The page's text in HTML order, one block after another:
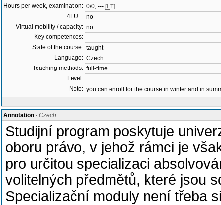
Hours per week, examination: 0/0, --- [HT]
4EU+: no
Virtual mobility / capacity: no
Key competences:
State of the course: taught
Language: Czech
Teaching methods: full-time
Level:
Note: you can enroll for the course in winter and in
Annotation - Czech
Studijní program poskytuje
oboru právo, v jehož rámci je
pro určitou specializaci
volitelných předmětů, které jsou
Specializační moduly není třeba